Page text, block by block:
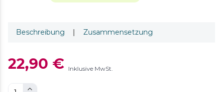
Beschreibung | Zusammensetzung
22,90 € Inklusive MwSt.